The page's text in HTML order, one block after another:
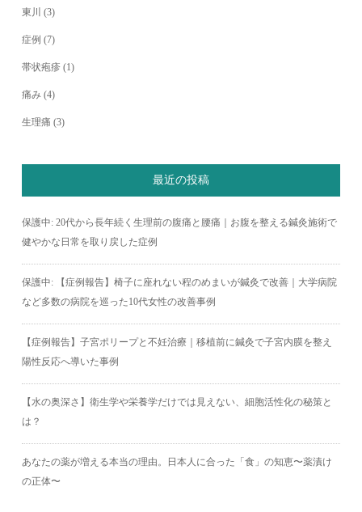
東川 (3)
症例 (7)
帯状疱疹 (1)
痛み (4)
生理痛 (3)
最近の投稿
保護中: 20代から長年続く生理前の腹痛と腰痛｜お腹を整える鍼灸施術で
健やかな日常を取り戻した症例
保護中: 【症例報告】椅子に座れない程のめまいが鍼灸で改善｜大学病院
など多数の病院を巡った10代女性の改善事例
【症例報告】子宮ポリープと不妊治療｜移植前に鍼灸で子宮内膜を整え
陽性反応へ導いた事例
【水の奥深さ】衛生学や栄養学だけでは見えない、細胞活性化の秘策と
は？
あなたの薬が増える本当の理由。日本人に合った「食」の知恵〜薬漬け
の正体〜